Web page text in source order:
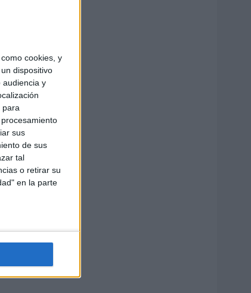
cookies, y
dispositivo
audiencia y
para
sus
de sus
tal
o retirar su
en la parte